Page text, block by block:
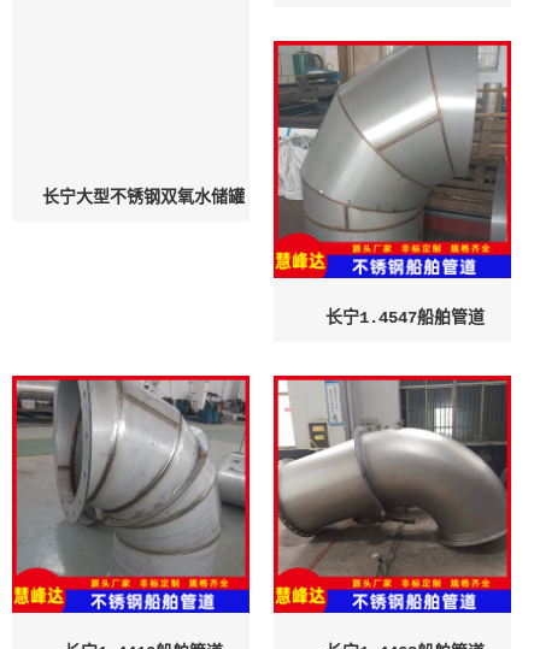
长宁大型不锈钢双氧水储罐 长宁大型不锈钢氨水储罐
长宁1.4547船舶管道 长宁1.4410船舶管道